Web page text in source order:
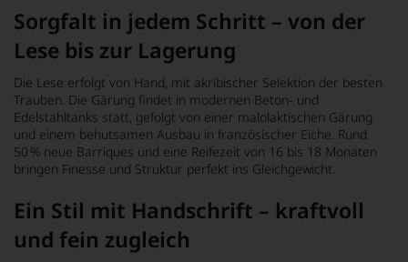
Sorgfalt in jedem Schritt – von der
Lese bis zur Lagerung
Die Lese erfolgt von Hand, mit akribischer Selektion der besten
Trauben. Die Gärung findet in modernen Beton- und
Edelstahltanks statt, gefolgt von einer malolaktischen Gärung
und einem behutsamen Ausbau in französischer Eiche. Rund
50 % neue Barriques und eine Reifezeit von 16 bis 18 Monaten
bringen Finesse und Struktur perfekt ins Gleichgewicht.
Ein Stil mit Handschrift – kraftvoll
und fein zugleich